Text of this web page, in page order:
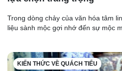
Trong dòng chảy của văn hóa tâm
liệu sành mộc gợi nhớ đến sự mộc
KIẾN THỨC VỀ QUÁCH TIỂU